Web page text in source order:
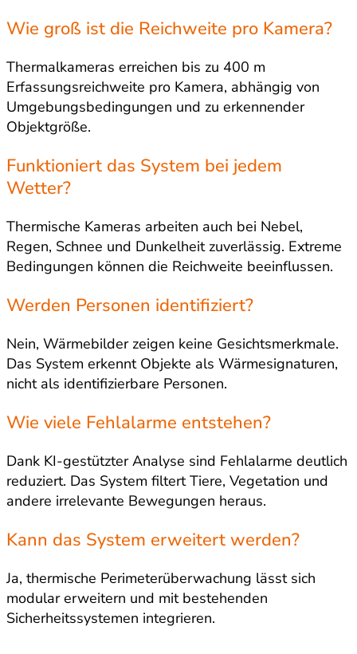
Wie groß ist die Reichweite pro Kamera?
Thermalkameras erreichen bis zu 400 m
Erfassungsreichweite pro Kamera, abhängig von
Umgebungsbedingungen und zu erkennender
Objektgröße.
Funktioniert das System bei jedem
Wetter?
Thermische Kameras arbeiten auch bei Nebel,
Regen, Schnee und Dunkelheit zuverlässig. Extreme
Bedingungen können die Reichweite beeinflussen.
Werden Personen identifiziert?
Nein, Wärmebilder zeigen keine Gesichtsmerkmale.
Das System erkennt Objekte als Wärmesignaturen,
nicht als identifizierbare Personen.
Wie viele Fehlalarme entstehen?
Dank KI-gestützter Analyse sind Fehlalarme deutlich
reduziert. Das System filtert Tiere, Vegetation und
andere irrelevante Bewegungen heraus.
Kann das System erweitert werden?
Ja, thermische Perimeterüberwachung lässt sich
modular erweitern und mit bestehenden
Sicherheitssystemen integrieren.